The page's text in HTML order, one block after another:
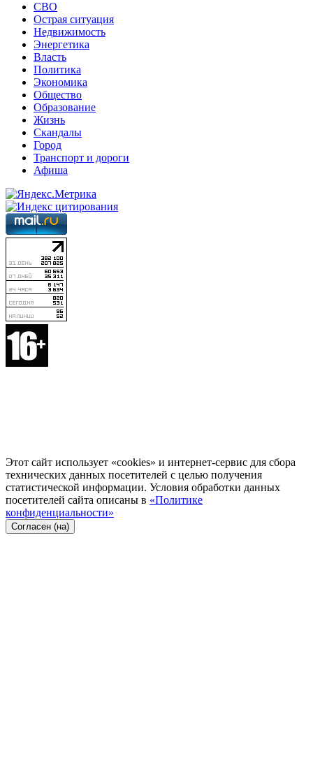
СВО
Острая ситуация
Недвижимость
Энергетика
Власть
Политика
Экономика
Общество
Образование
Жизнь
Скандалы
Город
Транспорт и дороги
Афиша
Этот сайт использует «cookies» и интернет-сервис для сбора
технических данных посетителей с целью получения
статистической информации. Условия обработки данных
посетителей сайта описаны в «Политике
конфиденциальности»
Согласен (на)